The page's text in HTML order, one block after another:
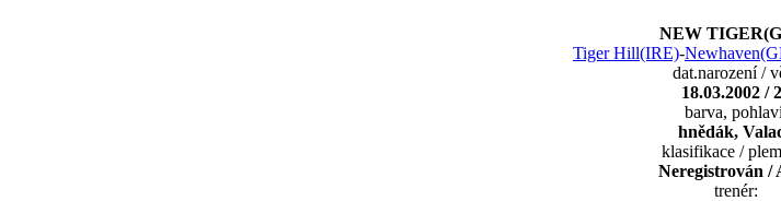
NEW
Tiger Hill(IRE)-
dat.narození /
18.03.2002 /
barva,
hnědák,
klasifikace /
Neregistrován /
trenér: